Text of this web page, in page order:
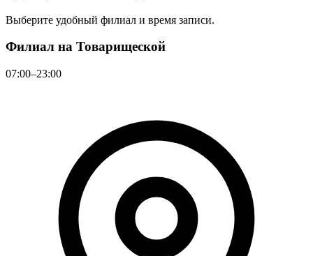
Выберите удобный филиал и время записи.
Филиал на Товарищеской
07:00–23:00